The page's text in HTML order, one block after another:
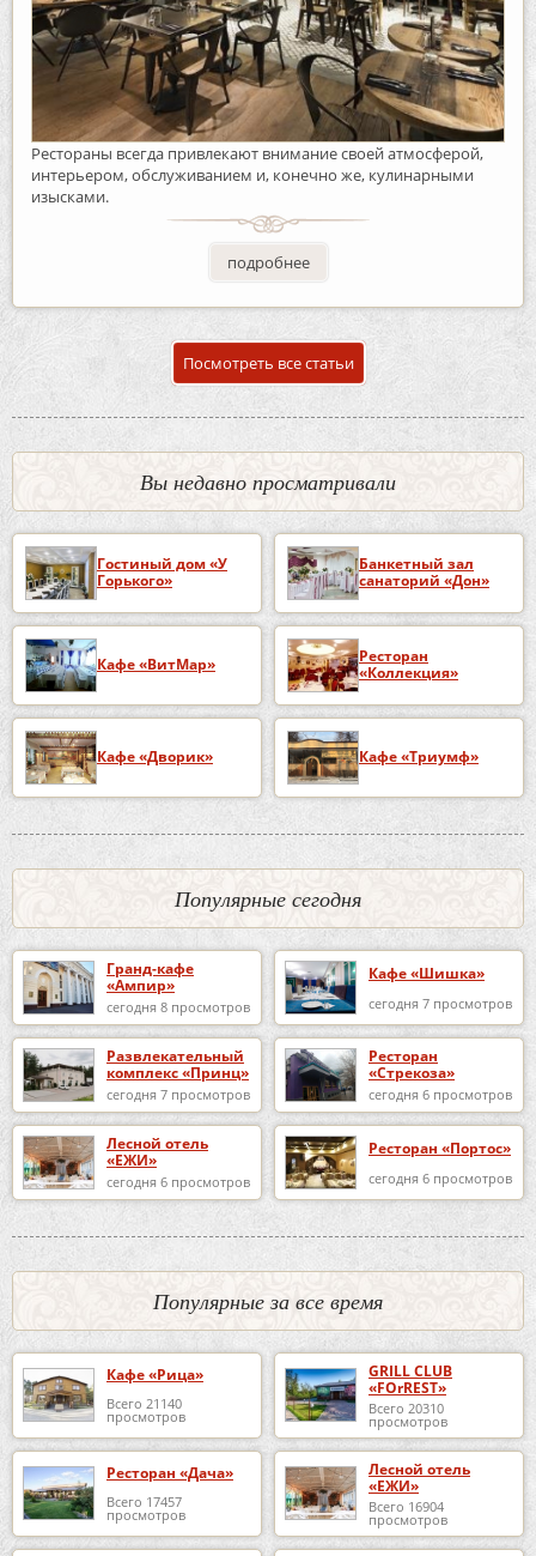
Рестораны всегда привлекают внимание своей атмосферой,
интерьером, обслуживанием и, конечно же, кулинарными
изысками.
подробнее
Посмотреть все статьи
Вы недавно просматривали
Гостиный дом «У
Горького»
Банкетный зал
санаторий «Дон»
Кафе «ВитМар»
Ресторан
«Коллекция»
Кафе «Дворик» Кафе «Триумф»
Популярные сегодня
Гранд-кафе
«Ампир»
сегодня 8 просмотров
Кафе «Шишка»
сегодня 7 просмотров
Развлекательный
комплекс «Принц»
сегодня 7 просмотров
Ресторан
«Стрекоза»
сегодня 6 просмотров
Лесной отель
«ЕЖИ»
сегодня 6 просмотров
Ресторан «Портос»
сегодня 6 просмотров
Популярные за все время
Кафе «Рица»
Всего 21140
просмотров
GRILL CLUB
«FOrREST»
Всего 20310
просмотров
Ресторан «Дача»
Всего 17457
просмотров
Лесной отель
«ЕЖИ»
Всего 16904
просмотров